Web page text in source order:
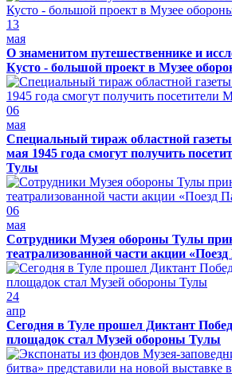
13
мая
О знаменитом путешественнике и
Кусто - большой проект в Музее
06
мая
Специальный тираж областной
мая 1945 года смогут получить
Тулы
06
мая
Сотрудники Музея обороны Тулы
театрализованной части акции
24
апр
Сегодня в Туле прошел Диктант
площадок стал Музей обороны Тулы